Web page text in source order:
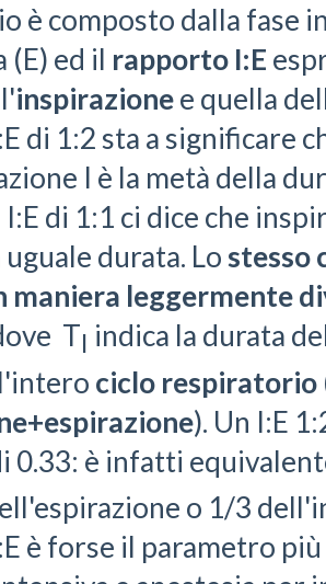
è composto dalla fase
ed il rapporto I:E
inspirazionee quella
di 1:2 sta a significare
I è la metà della
di 1:1 ci dice che
durata. Lo stesso
maniera leggermente
TI indica la durata
ciclo respiratorio
). Un I:E
0.33: è infatti
o 1/3
è forse il parametro